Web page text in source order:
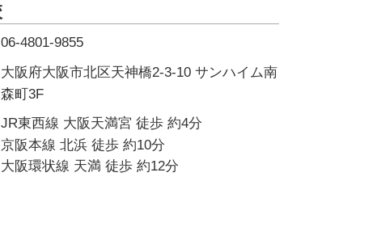
06-4801-9855
大阪府大阪市北区天神橋2-3-10 サンハイム南
森町3F
JR東西線 大阪天満宮 徒歩 約4分
京阪本線 北浜 徒歩 約10分
大阪環状線 天満 徒歩 約12分